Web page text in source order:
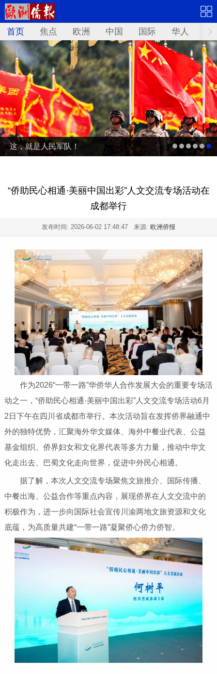
首页 焦点 欧洲 中国 国际 华人 文
这，就是人民军队！
“侨助民心相通·美丽中国出彩”人文交流专场活动在
成都举行
发布时间: 2026-06-02 17:48:47 来源: 欧洲侨报
作为2026“一带一路”华侨华人合作发展大会的重要专场活
动之一，“侨助民心相通·美丽中国出彩”人文交流专场活动6月
2日下午在四川省成都市举行。本次活动旨在发挥侨界融通中
外的独特优势，汇聚海外华文媒体、海外中餐业代表、公益
基金组织、侨界妇女和文化界代表等多方力量，推动中华文
化走出去、巴蜀文化走向世界，促进中外民心相通。
据了解，本次人文交流专场聚焦文旅推介、国际传播、
中餐出海、公益合作等重点内容，展现侨界在人文交流中的
积极作为，进一步向国际社会宣传川渝两地文旅资源和文化
底蕴，为高质量共建“一带一路”凝聚侨心侨力侨智。